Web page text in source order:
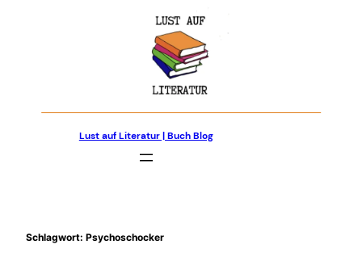
Lust auf Literatur | Buch Blog
Schlagwort: Psychoschocker